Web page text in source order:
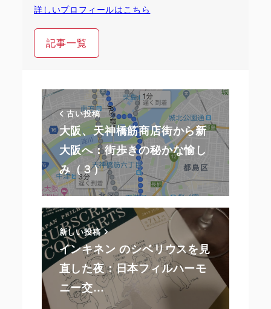
詳しいプロフィールはこちら
記事一覧
古い投稿
大阪、天神橋筋商店街から新
大阪へ：街歩きの秘かな愉し
み（３）
新しい投稿
インキネン のシベリウスを見
直した夜：日本フィルハーモ
ニー交…